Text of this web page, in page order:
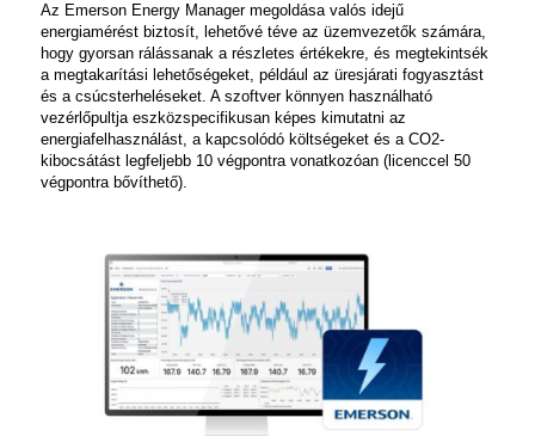
Az Emerson Energy Manager megoldása valós idejű
energiamérést biztosít, lehetővé téve az üzemvezetők számára,
hogy gyorsan rálássanak a részletes értékekre, és megtekintsék
a megtakarítási lehetőségeket, például az üresjárati fogyasztást
és a csúcsterheléseket. A szoftver könnyen használható
vezérlőpultja eszközspecifikusan képes kimutatni az
energiafelhasználást, a kapcsolódó költségeket és a CO2-
kibocsátást legfeljebb 10 végpontra vonatkozóan (licenccel 50
végpontra bővíthető).